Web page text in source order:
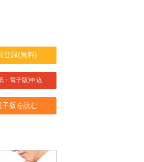
登録(無料)
・電子版)申込
子版を読む